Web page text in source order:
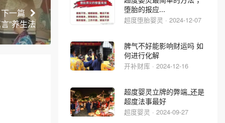
下一篇
”养生法
堕胎的报应...
超度堕胎婴灵 · 2024-12-07
脾气不好能影响财运吗 如
何进行化解
开补财库 · 2024-12-16
超度婴灵立牌的弊端_还是
超度法事最好
超度婴灵 · 2024-09-27